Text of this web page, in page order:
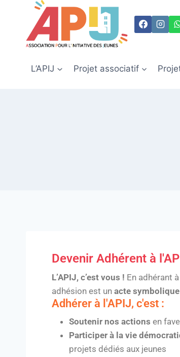
L’APIJ Projet associatif
Devenir Adhérent à
L’APIJ, c’est vous ! En adhérant
adhésion est un acte symbolique
Adhérer à l'APIJ, c'est :
Soutenir nos actions en
Participer à la vie
projets dédiés aux jeunes